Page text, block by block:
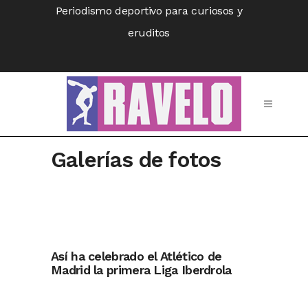
Periodismo deportivo para curiosos y
eruditos
Galerías de fotos
Así ha celebrado el Atlético de
Madrid la primera Liga Iberdrola